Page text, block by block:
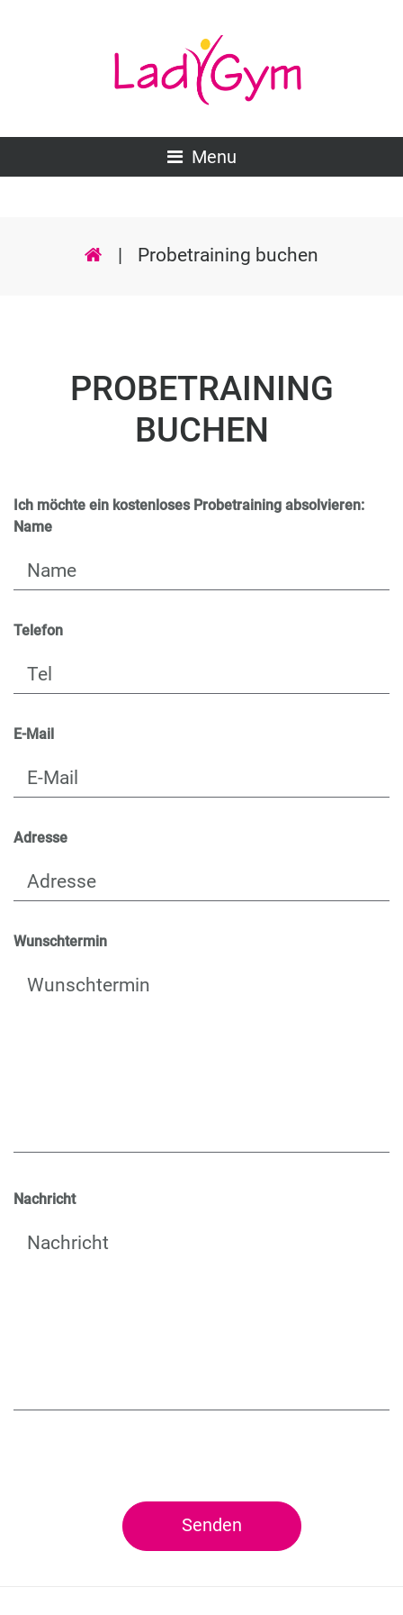
Menu
| Probetraining buchen
PROBETRAINING
BUCHEN
Ich möchte ein kostenloses Probetraining absolvieren:
Name
Telefon
E-Mail
Adresse
Wunschtermin
Nachricht